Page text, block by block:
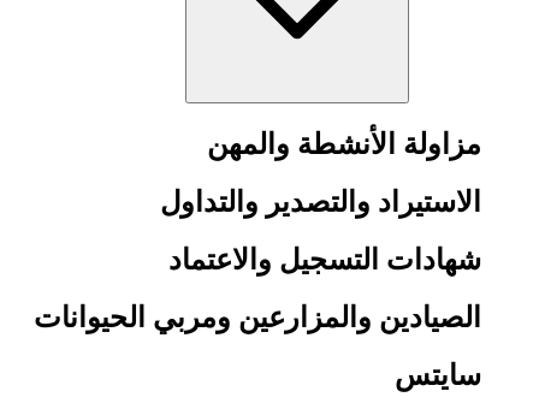
مزاولة الأنشطة والمهن
الاستيراد والتصدير والتداول
شهادات التسجيل والاعتماد
الصيادين والمزارعين ومربي الحيوانات
سايتس